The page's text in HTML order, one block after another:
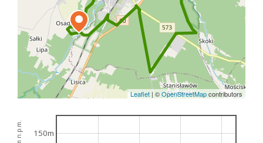
Leaflet | ©OpenStreetMapcontributors
150m